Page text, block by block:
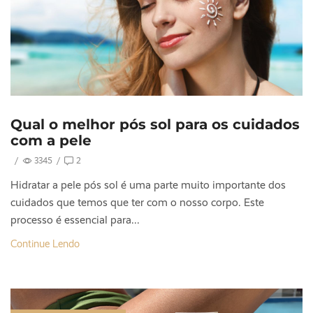
Qual o melhor pós sol para os cuidados
com a pele
/ 3345 / 2
Hidratar a pele pós sol é uma parte muito importante dos
cuidados que temos que ter com o nosso corpo. Este
processo é essencial para...
Continue Lendo